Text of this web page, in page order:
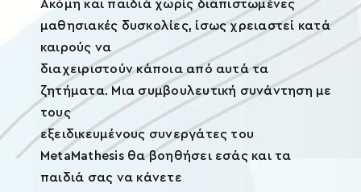
Ακόμη και παιδιά χωρίς διαπιστωμένες
μαθησιακές δυσκολίες, ίσως χρειαστεί κατά
καιρούς να
διαχειριστούν κάποια από αυτά τα
ζητήματα. Μια συμβουλευτική συνάντηση με
τους
εξειδικευμένους συνεργάτες του
MetaMathesis θα βοηθήσει εσάς και τα
παιδιά σας να κάνετε